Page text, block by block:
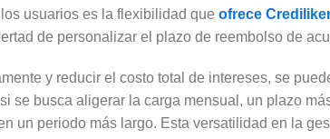
usuarios es la flexibilidad que ofrece
de personalizar el plazo de reembolso de
y reducir el costo total de intereses, se
se busca aligerar la carga mensual, un plazo
un periodo más largo. Esta versatilidad en la